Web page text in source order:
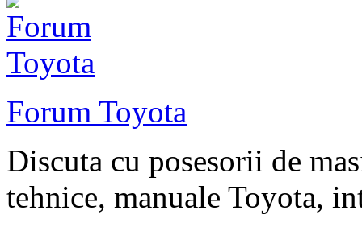
Forum Toyota
Discuta cu posesorii de
tehnice, manuale Toyota,